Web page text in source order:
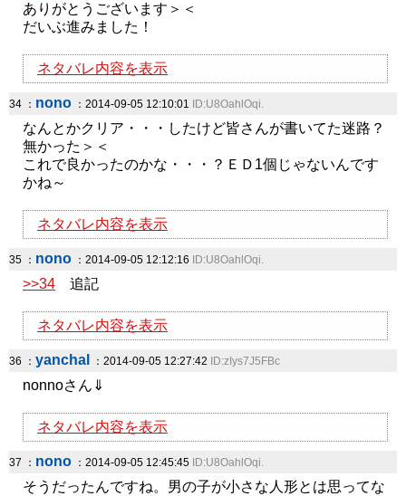
ありがとうございます＞＜
だいぶ進みました！
ネタバレ内容を表示
34 ： nono ：2014-09-05 12:10:01 ID:U8OahlOqi.
なんとかクリア・・・したけど皆さんが書いてた迷路？
無かった＞＜
これで良かったのかな・・・？ＥＤ1個じゃないんです
かね～
ネタバレ内容を表示
35 ： nono ：2014-09-05 12:12:16 ID:U8OahlOqi.
>>34 追記
ネタバレ内容を表示
36 ： yanchal ：2014-09-05 12:27:42 ID:zIys7J5FBc
nonnoさん⇓
ネタバレ内容を表示
37 ： nono ：2014-09-05 12:45:45 ID:U8OahlOqi.
そうだったんですね。男の子が小さな人形とは思ってな